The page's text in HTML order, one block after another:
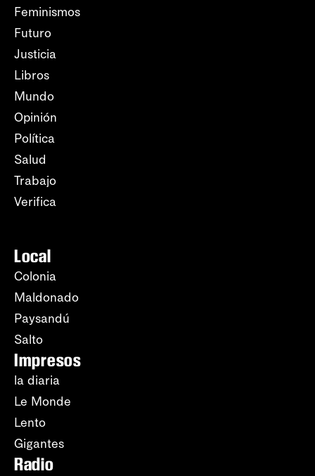
Feminismos
Futuro
Justicia
Libros
Mundo
Opinión
Política
Salud
Trabajo
Verifica
Local
Colonia
Maldonado
Paysandú
Salto
Impresos
la diaria
Le Monde
Lento
Gigantes
Radio